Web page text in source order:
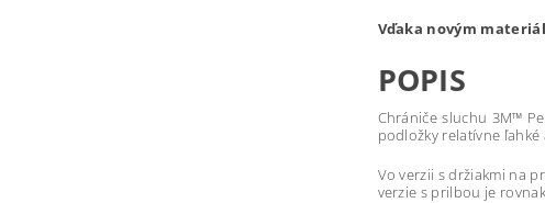
Vďaka novým
POPIS
Chrániče sluchu 3M™
podložky relatívne
Vo verzii s držiakmi na
verzie s prilbou je